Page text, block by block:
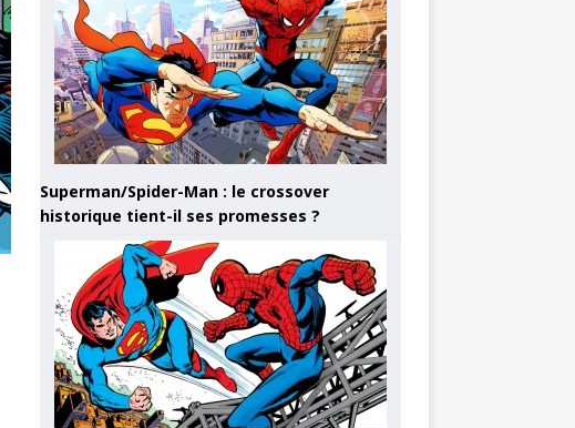
Superman/Spider-Man : le crossover
historique tient-il ses promesses ?